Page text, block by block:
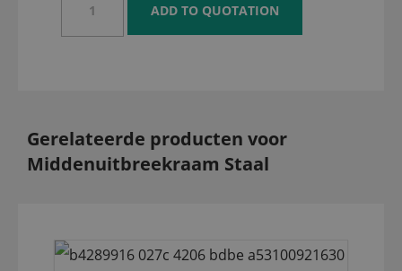
Gerelateerde producten voor
Middenuitbreekraam Staal